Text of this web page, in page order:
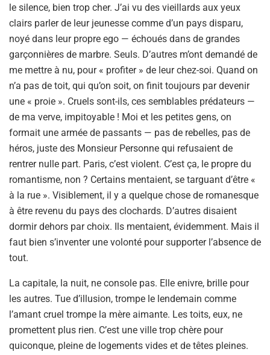
le silence, bien trop cher. J’ai vu des vieillards aux yeux
clairs parler de leur jeunesse comme d’un pays disparu,
noyé dans leur propre ego — échoués dans de grandes
garçonnières de marbre. Seuls. D’autres m’ont demandé de
me mettre à nu, pour « profiter » de leur chez-soi. Quand on
n’a pas de toit, qui qu’on soit, on finit toujours par devenir
une « proie ». Cruels sont-ils, ces semblables prédateurs —
de ma verve, impitoyable ! Moi et les petites gens, on
formait une armée de passants — pas de rebelles, pas de
héros, juste des Monsieur Personne qui refusaient de
rentrer nulle part. Paris, c’est violent. C’est ça, le propre du
romantisme, non ? Certains mentaient, se targuant d’être «
à la rue ». Visiblement, il y a quelque chose de romanesque
à être revenu du pays des clochards. D’autres disaient
dormir dehors par choix. Ils mentaient, évidemment. Mais il
faut bien s’inventer une volonté pour supporter l’absence de
tout.
La capitale, la nuit, ne console pas. Elle enivre, brille pour
les autres. Tue d’illusion, trompe le lendemain comme
l’amant cruel trompe la mère aimante. Les toits, eux, ne
promettent plus rien. C’est une ville trop chère pour
quiconque, pleine de logements vides et de têtes pleines.